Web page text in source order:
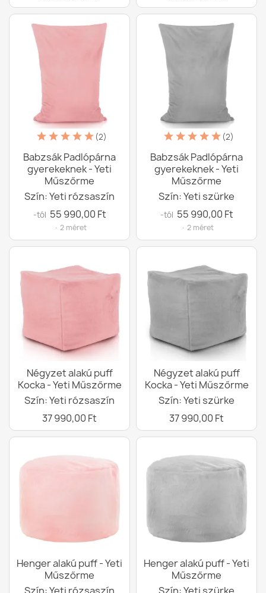
(2)
Babzsák Padlópárna
gyerekeknek - Yeti
Műszőrme
Szín: Yeti rózsaszín
-tól 55 990,00 Ft
· 2 méret
(2)
Babzsák Padlópárna
gyerekeknek - Yeti
Műszőrme
Szín: Yeti szürke
-tól 55 990,00 Ft
· 2 méret
Négyzet alakú puff
Kocka - Yeti Műszőrme
Szín: Yeti rózsaszín
37 990,00 Ft
Négyzet alakú puff
Kocka - Yeti Műszőrme
Szín: Yeti szürke
37 990,00 Ft
Henger alakú puff - Yeti
Műszőrme
Henger alakú puff - Yeti
Műszőrme